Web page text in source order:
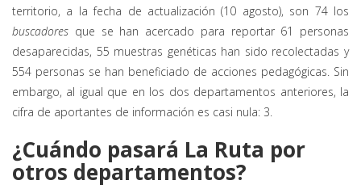
territorio, a la fecha de actualización (10 agosto), son 74 los
buscadores que se han acercado para reportar 61 personas
desaparecidas, 55 muestras genéticas han sido recolectadas y
554 personas se han beneficiado de acciones pedagógicas. Sin
embargo, al igual que en los dos departamentos anteriores, la
cifra de aportantes de información es casi nula: 3.
¿Cuándo pasará La Ruta por
otros departamentos?